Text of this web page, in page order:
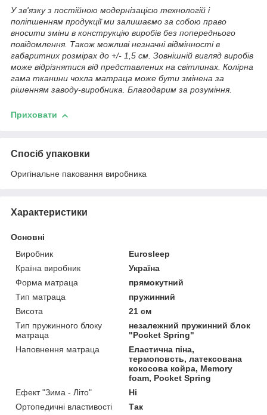
У зв'язку з постійною модернізацією технологій і
поліпшенням продукції ми залишаємо за собою право
вносити зміни в конструкцію виробів без попереднього
повідомлення. Також можливі незначні відмінності в
габаритних розмірах до +/- 1,5 см. Зовнішній вигляд виробів
може відрізнятися від представлених на світлинах. Колірна
гама тканини чохла матраца може бути змінена за
рішенням заводу-виробника. Благодарим за розуміння.
Приховати
Спосіб упаковки
Оригінальне паковання виробника
Характеристики
Основні
Виробник
Eurosleep
Країна виробник
Україна
Форма матраца
прямокутний
Тип матраца
пружинний
Висота
21 см
Тип пружинного блоку
матраца
незалежний пружинний блок
"Pocket Spring"
Наповнення матраца
Еластична піна,
термоповсть, латексована
кокосова койра, Memory
foam, Pocket Spring
Ефект "Зима - Літо"
Ні
Ортопедичні властивості
Так